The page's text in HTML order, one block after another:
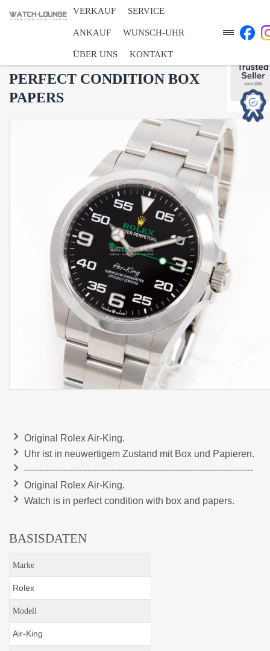
VERKAUF SERVICE
ANKAUF WUNSCH-UHR
ÜBER UNS KONTAKT
126900 - ROLEX AIR-KING
PERFECT CONDITION BOX
PAPERS
Original Rolex Air-King.
Uhr ist in neuwertigem Zustand mit Box und Papieren.
----------------------------------------------------------------------------
Original Rolex Air-King.
Watch is in perfect condition with box and papers.
BASISDATEN
Marke
Rolex
Modell
Air-King